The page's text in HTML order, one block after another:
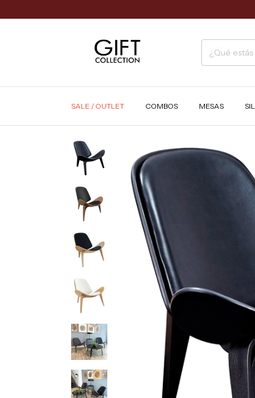
SALE / OUTLET COMBOS MESAS